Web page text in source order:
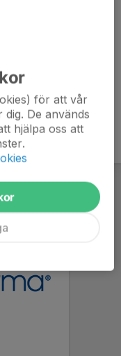
för att vår
De används
hjälpa oss att